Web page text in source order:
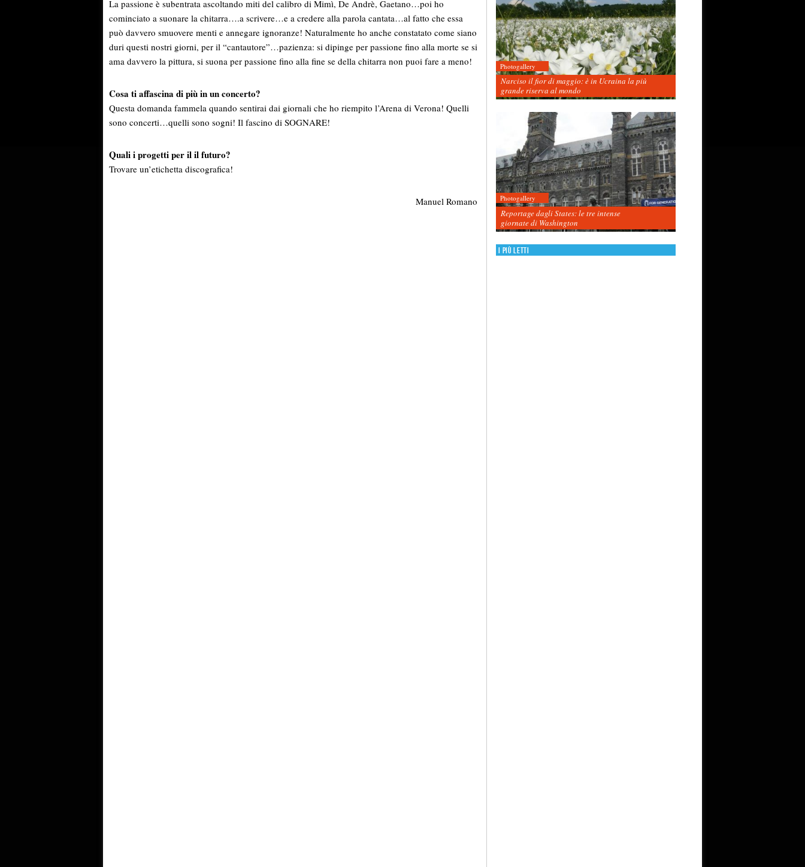
La passione è subentrata ascoltando miti del calibro di Mimì, De Andrè, Gaetano…poi ho
cominciato a suonare la chitarra….a scrivere…e a credere alla parola cantata…al fatto che essa
può davvero smuovere menti e annegare ignoranze! Naturalmente ho anche constatato come siano
duri questi nostri giorni, per il “cantautore”…pazienza: si dipinge per passione fino alla morte se si
ama davvero la pittura, si suona per passione fino alla fine se della chitarra non puoi fare a meno!
Cosa ti affascina di più in un concerto?
Questa domanda fammela quando sentirai dai giornali che ho riempito l’Arena di Verona! Quelli
sono concerti…quelli sono sogni! Il fascino di SOGNARE!
Quali i progetti per il il futuro?
Trovare un’etichetta discografica!
Manuel Romano
Photogallery
Narciso il fior di maggio: è in Ucraina la più
grande riserva al mondo
Photogallery
Reportage dagli States: le tre intense
giornate di Washington
I più letti